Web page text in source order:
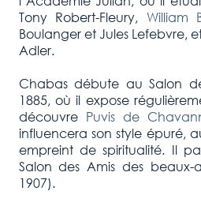
Tony Robert-Fleury, William
Boulanger et Jules Lefebvre,
Adler.
Chabas débute au Salon
1885, où il expose
découvre Puvis de
influencera son style épuré,
empreint de spiritualité. Il
Salon des Amis des beaux-
1907).